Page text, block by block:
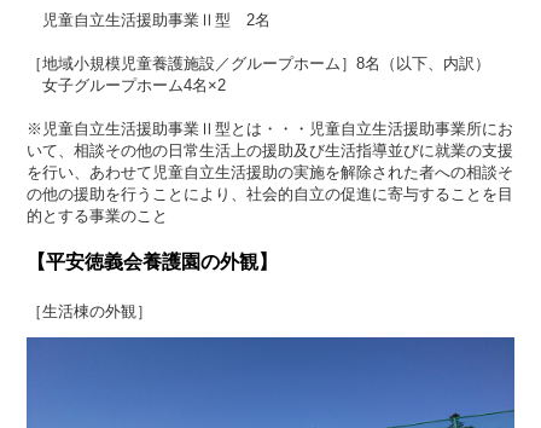
児童自立生活援助事業Ⅱ型 2名
［地域小規模児童養護施設／グループホーム］8名（以下、内訳）
女子グループホーム4名×2
※児童自立生活援助事業Ⅱ型とは・・・児童自立生活援助事業所にお
いて、相談その他の日常生活上の援助及び生活指導並びに就業の支援
を行い、あわせて児童自立生活援助の実施を解除された者への相談そ
の他の援助を行うことにより、社会的自立の促進に寄与することを目
的とする事業のこと
【平安徳義会養護園の外観】
［生活棟の外観］